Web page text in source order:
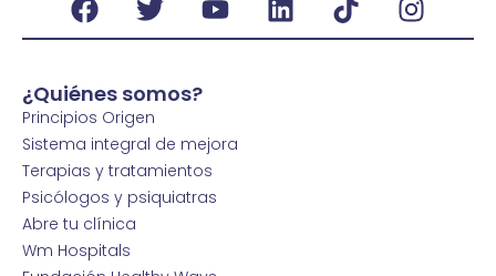
¿Quiénes somos?
Principios Origen
Sistema integral de mejora
Terapias y tratamientos
Psicólogos y psiquiatras
Abre tu clínica
Wm Hospitals